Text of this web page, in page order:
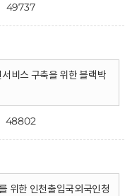
49737
비스 구축을 위한 블랙박
48802
위한 인천출입국외국인청